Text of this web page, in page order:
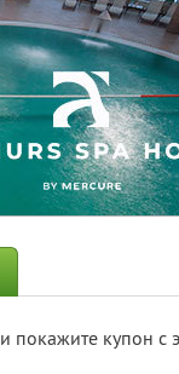
и покажите купон с